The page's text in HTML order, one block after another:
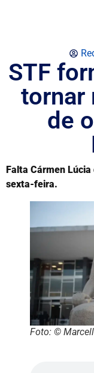
STF
tornar
de
Falta Cármen
sexta-feira.
Foto: ©